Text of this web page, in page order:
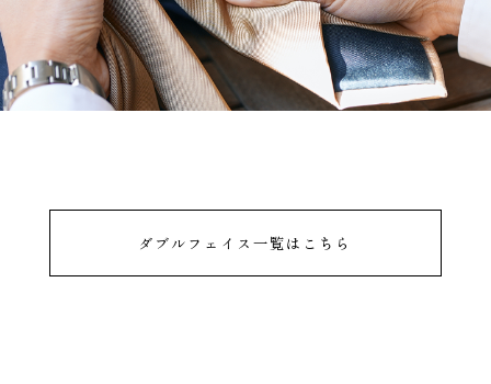
ダブルフェイス一覧はこちら